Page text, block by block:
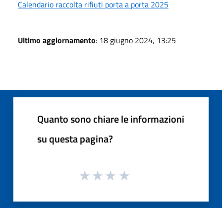
Calendario raccolta rifiuti porta a porta 2025
Ultimo aggiornamento: 18 giugno 2024, 13:25
Quanto sono chiare le informazioni
su questa pagina?